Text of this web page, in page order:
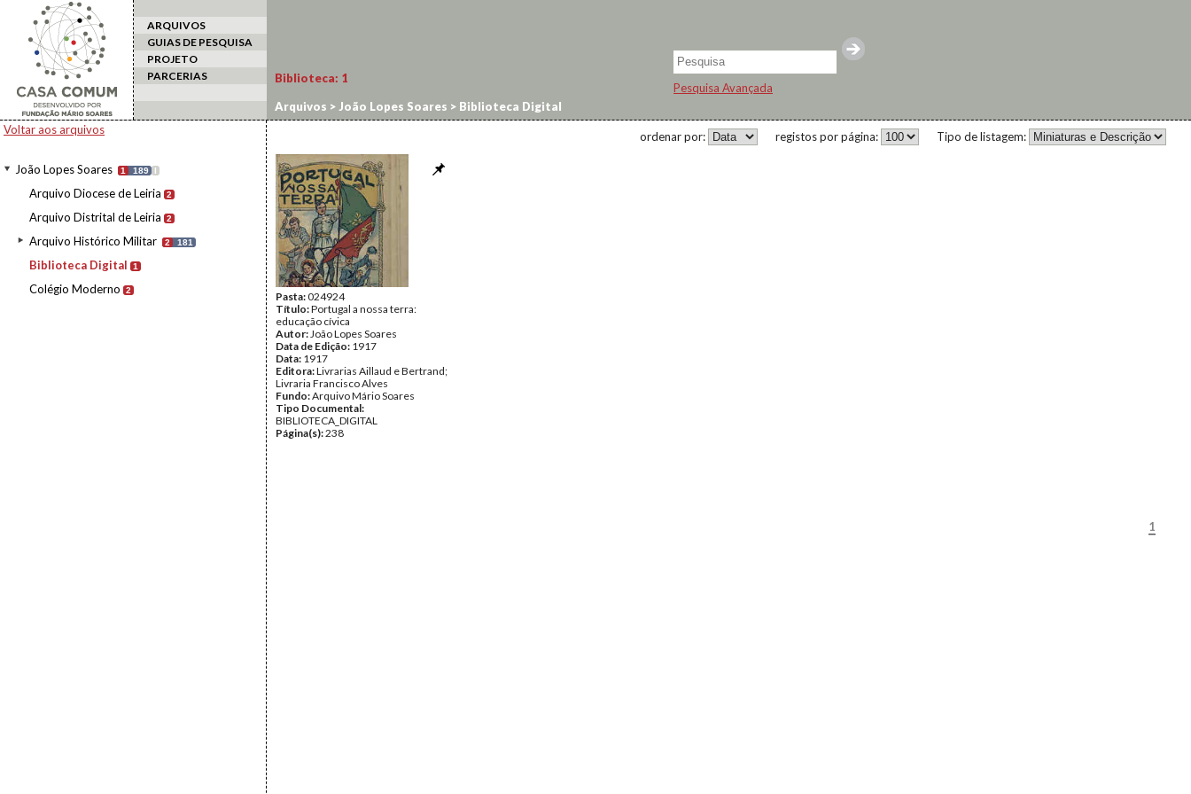
ARQUIVOS
GUIAS DE PESQUISA
PROJETO
PARCERIAS
Pesquisa Avançada
Voltar aos arquivos
João Lopes Soares 1 189 I
Arquivo Diocese de Leiria 2
Arquivo Distrital de Leiria 2
Arquivo Histórico Militar 2 181
Biblioteca Digital 1
Colégio Moderno 2
Biblioteca: 1
Arquivos > João Lopes Soares > Biblioteca Digital
Tipo de listagem:
registos por página:
ordenar por:
Pasta:024924
Título:Portugal a nossa terra:
educação cívica
Autor:João Lopes Soares
Data de Edição: 1917
Data: 1917
Editora:Livrarias Aillaud e Bertrand;
Livraria Francisco Alves
Fundo:Arquivo Mário Soares
Tipo Documental:
BIBLIOTECA_DIGITAL
Página(s):238
1